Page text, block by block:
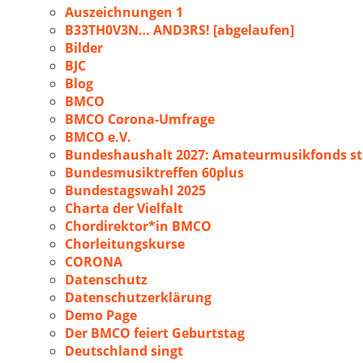
Auszeichnungen 1
B33TH0V3N… AND3RS! [abgelaufen]
Bilder
BJC
Blog
BMCO
BMCO Corona-Umfrage
BMCO e.V.
Bundeshaushalt 2027: Amateurmusikfonds
Bundesmusiktreffen 60plus
Bundestagswahl 2025
Charta der Vielfalt
Chordirektor*in BMCO
Chorleitungskurse
CORONA
Datenschutz
Datenschutzerklärung
Demo Page
Der BMCO feiert Geburtstag
Deutschland singt